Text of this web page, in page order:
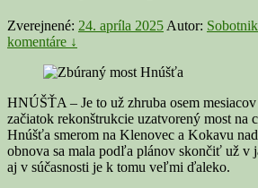
Zverejnené: 24. apríla 2025 Autor:
komentáre ↓
HNÚŠŤA – Je to už zhruba osem
začiatok rekonštrukcie uzatvorený most na
Hnúšťa smerom na Klenovec a Kokavu
obnova sa mala podľa plánov skončiť už v
aj v súčasnosti je k tomu veľmi ďaleko.